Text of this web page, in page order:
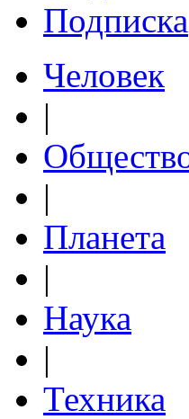
Подписка
Человек
|
|
Планета
|
Наука
|
Техника